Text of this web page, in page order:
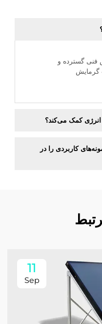
فنی گسترده و
گرمایش
کمک می‌کند؟
کاربردی را در
11
Sep